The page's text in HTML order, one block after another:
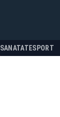
SANATATESPORT